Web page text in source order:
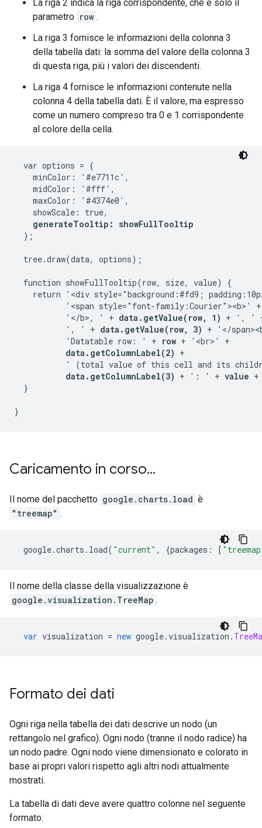
La riga 2 indica la riga corrispondente, che è solo il
parametro row .
La riga 3 fornisce le informazioni della colonna 3
della tabella dati: la somma del valore della colonna 3
di questa riga, più i valori dei discendenti.
La riga 4 fornisce le informazioni contenute nella
colonna 4 della tabella dati. È il valore, ma espresso
come un numero compreso tra 0 e 1 corrispondente
al colore della cella.
  var options = {
    minColor: '#e7711c',
    midColor: '#fff',
    maxColor: '#4374e0',
    showScale: true,
generateTooltip: showFullTooltip
  };
  tree.draw(data, options);
  function showFullTooltip(row, size, value) {
return '<div style="background:#fd9;
'<span style="font-family:Courier"><b>'
           '</b>, ' +
data.getValue(row, 1) + ', '
           ', ' +
data.getValue(row, 3) + '</
           'Datatable row: ' +
row + '<br>' +
data.getColumnLabel(2) +
' (total value of this cell and its
data.getColumnLabel(3) + ': ' + value
  }
Caricamento in corso...
Il nome del pacchetto google.charts.load è
"treemap" .
google.charts . load( "current" , {packages : [
Il nome della classe della visualizzazione è
google.visualization.TreeMap .
var visualization = new google.visualization .
Formato dei dati
Ogni riga nella tabella dei dati descrive un nodo (un
rettangolo nel grafico). Ogni nodo (tranne il nodo radice) ha
un nodo padre. Ogni nodo viene dimensionato e colorato in
base ai propri valori rispetto agli altri nodi attualmente
mostrati.
La tabella di dati deve avere quattro colonne nel seguente
formato: